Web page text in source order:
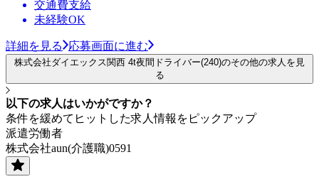
交通費支給
未経験OK
詳細を見る 応募画面に進む
株式会社ダイエックス関西 4t夜間ドライバー(240)のその他の求人を見
る
以下の求人はいかがですか？
条件を緩めてヒットした求人情報をピックアップ
派遣労働者
株式会社aun(介護職)0591